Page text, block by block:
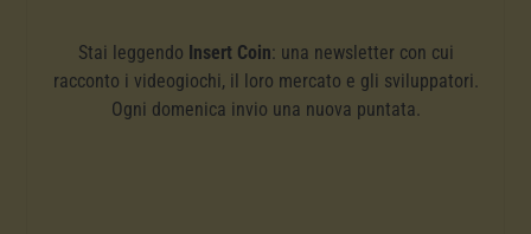
Stai leggendo Insert Coin: una newsletter con cui
racconto i videogiochi, il loro mercato e gli sviluppatori.
Ogni domenica invio una nuova puntata.